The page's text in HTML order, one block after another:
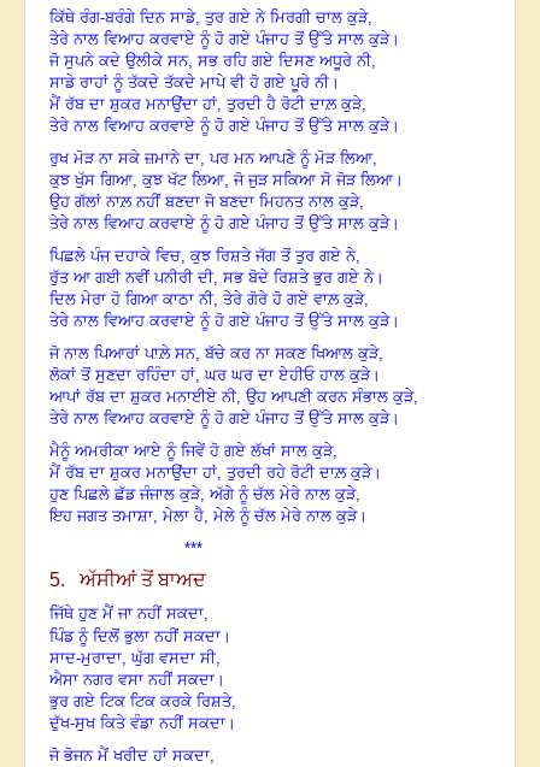
ਕਿੱਥੇ ਰੰਗ-ਬਰੰਗੇ ਦਿਨ ਸਾਡੇ, ਤੁਰ ਗਏ ਨੇ ਮਿਰਗੀ ਚਾਲ ਕੁੜੇ,
ਤੇਰੇ ਨਾਲ ਵਿਆਹ ਕਰਵਾਏ ਨੂੰ ਹੋ ਗਏ ਪੰਜਾਹ ਤੋਂ ਉੱਤੇ ਸਾਲ ਕੁੜੇ।
ਜੋ ਸੁਪਨੇ ਕਦੇ ਉਲੀਕੇ ਸਨ, ਸਭ ਰਹਿ ਗਏ ਦਿਸਣ ਅਧੂਰੇ ਨੀ,
ਸਾਡੇ ਰਾਹਾਂ ਨੂੰ ਤੱਕਦੇ ਤੱਕਦੇ ਮਾਪੇ ਵੀ ਹੋ ਗਏ ਪੂਰੇ ਨੀ।
ਮੈਂ ਰੱਬ ਦਾ ਸ਼ੁਕਰ ਮਨਾਉਂਦਾ ਹਾਂ, ਤੁਰਦੀ ਹੈ ਰੋਟੀ ਦਾਲ਼ ਕੁੜੇ,
ਤੇਰੇ ਨਾਲ ਵਿਆਹ ਕਰਵਾਏ ਨੂੰ ਹੋ ਗਏ ਪੰਜਾਹ ਤੋਂ ਉੱਤੇ ਸਾਲ ਕੁੜੇ।
ਰੁਖ ਮੋੜ ਨਾ ਸਕੇ ਜ਼ਮਾਨੇ ਦਾ, ਪਰ ਮਨ ਆਪਣੇ ਨੂੰ ਮੋੜ ਲਿਆ,
ਕੁਝ ਖੁੱਸ ਗਿਆ, ਕੁਝ ਖੱਟ ਲਿਆ, ਜੋ ਜੁੜ ਸਕਿਆ ਸੋ ਜੋੜ ਲਿਆ।
ਉਹ ਗੱਲਾਂ ਨਾਲ਼ ਨਹੀਂ ਬਣਦਾ ਜੋ ਬਣਦਾ ਮਿਹਨਤ ਨਾਲ ਕੁੜੇ,
ਤੇਰੇ ਨਾਲ ਵਿਆਹ ਕਰਵਾਏ ਨੂੰ ਹੋ ਗਏ ਪੰਜਾਹ ਤੋਂ ਉੱਤੇ ਸਾਲ ਕੁੜੇ।
ਪਿਛਲੇ ਪੰਜ ਦਹਾਕੇ ਵਿਚ, ਕੁਝ ਰਿਸ਼ਤੇ ਜੱਗ ਤੋਂ ਤੁਰ ਗਏ ਨੇ,
ਰੁੱਤ ਆ ਗਈ ਨਵੀਂ ਪਨੀਰੀ ਦੀ, ਸਭ ਬੋਦੇ ਰਿਸ਼ਤੇ ਭੁਰ ਗਏ ਨੇ।
ਦਿਲ ਮੇਰਾ ਹੋ ਗਿਆ ਕਾਠਾ ਨੀ, ਤੇਰੇ ਗੋਰੇ ਹੋ ਗਏ ਵਾਲ਼ ਕੁੜੇ,
ਤੇਰੇ ਨਾਲ ਵਿਆਹ ਕਰਵਾਏ ਨੂੰ ਹੋ ਗਏ ਪੰਜਾਹ ਤੋਂ ਉੱਤੇ ਸਾਲ ਕੁੜੇ।
ਜੋ ਨਾਲ ਪਿਆਰਾਂ ਪਾਲ਼ੇ ਸਨ, ਬੱਚੇ ਕਰ ਨਾ ਸਕਣ ਖਿਆਲ ਕੁੜੇ,
ਲੋਕਾਂ ਤੋਂ ਸੁਣਦਾ ਰਹਿੰਦਾ ਹਾਂ, ਘਰ ਘਰ ਦਾ ਏਹੀਓ ਹਾਲ ਕੁੜੇ।
ਆਪਾਂ ਰੱਬ ਦਾ ਸ਼ੁਕਰ ਮਨਾਈਏ ਨੀ, ਉਹ ਆਪਣੀ ਕਰਨ ਸੰਭਾਲ ਕੁੜੇ,
ਤੇਰੇ ਨਾਲ ਵਿਆਹ ਕਰਵਾਏ ਨੂੰ ਹੋ ਗਏ ਪੰਜਾਹ ਤੋਂ ਉੱਤੇ ਸਾਲ ਕੁੜੇ।
ਮੈਨੂੰ ਅਮਰੀਕਾ ਆਏ ਨੂੰ ਜਿਵੇਂ ਹੋ ਗਏ ਲੱਖਾਂ ਸਾਲ ਕੁੜੇ,
ਮੈਂ ਰੱਬ ਦਾ ਸ਼ੁਕਰ ਮਨਾਉਂਦਾ ਹਾਂ, ਤੁਰਦੀ ਰਹੇ ਰੋਟੀ ਦਾਲ਼ ਕੁੜੇ।
ਹੁਣ ਪਿਛਲੇ ਛੱਡ ਜੰਜਾਲ ਕੁੜੇ, ਅੱਗੇ ਨੂੰ ਚੱਲ ਮੇਰੇ ਨਾਲ ਕੁੜੇ,
ਇਹ ਜਗਤ ਤਮਾਸ਼ਾ, ਮੇਲਾ ਹੈ, ਮੇਲੇ ਨੂੰ ਚੱਲ ਮੇਰੇ ਨਾਲ ਕੁੜੇ।
***
5. ਅੱਸੀਆਂ ਤੋਂ ਬਾਅਦ
ਜਿੱਥੇ ਹੁਣ ਮੈਂ ਜਾ ਨਹੀਂ ਸਕਦਾ,
ਪਿੰਡ ਨੂੰ ਦਿਲੋਂ ਭੁਲਾ ਨਹੀਂ ਸਕਦਾ ।
ਸਾਦ-ਮੁਰਾਦਾ, ਘੁੱਗ ਵਸਦਾ ਸੀ,
ਐਸਾ ਨਗਰ ਵਸਾ ਨਹੀਂ ਸਕਦਾ ।
ਭੁਰ ਗਏ ਟਿਕ ਟਿਕ ਕਰਕੇ ਰਿਸ਼ਤੇ,
ਦੁੱਖ-ਸੁਖ ਕਿਤੇ ਵੰਡਾ ਨਹੀਂ ਸਕਦਾ ।
ਜੋ ਭੋਜਨ ਮੈਂ ਖਰੀਦ ਹਾਂ ਸਕਦਾ,